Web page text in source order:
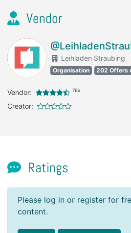
Vendor
Leihladen Straubing
Organisation 202 Offers
Vendor: 76x
Creator:
Ratings
Please log in or register for
content.